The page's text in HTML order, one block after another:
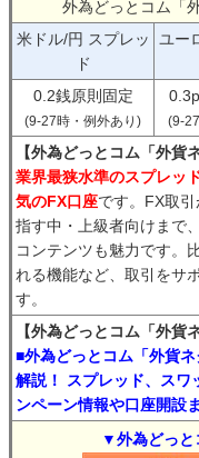
外為どっとコム「
米ドル/円 スプレッ
ド
ユー
0.2銭原則固定
(9-27時・例外あり) (9-
【外為どっとコム「外貨
業界最狭水準のスプレッ
気のFX口座です。FX取
指す中・上級者向けまで
コンテンツも魅力です。
れる機能など、取引をサ
す。
【外為どっとコム「外貨
■外為どっとコム「外貨
解説！ スプレッド、スワ
ンペーン情報や口座開設
▼外為どっと